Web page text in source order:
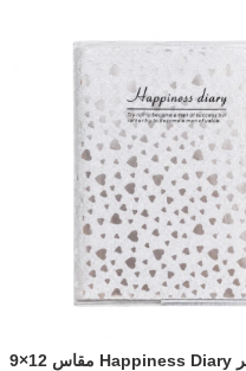
نوت هارد كفر Happiness Diary مقاس 12×9